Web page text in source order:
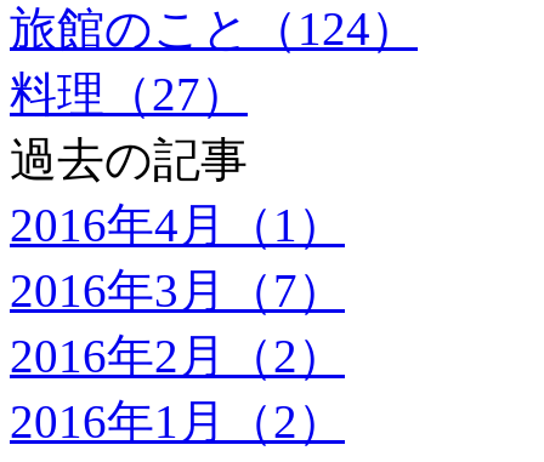
旅館のこと（124）
料理（27）
過去の記事
2016年4月（1）
2016年3月（7）
2016年2月（2）
2016年1月（2）